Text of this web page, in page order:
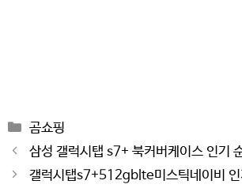
Categories
곰쇼핑
Post
navigation
삼성 갤럭시탭 s7+ 북커버케이스 인기
갤럭시탭s7+512gblte미스틱네이비